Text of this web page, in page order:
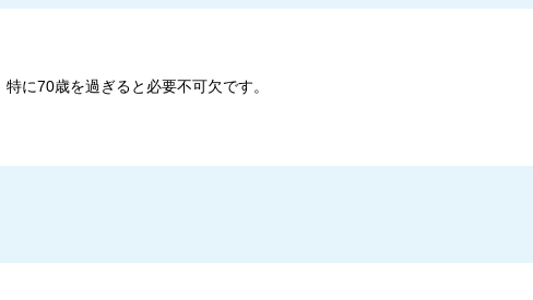
に70歳を過ぎると必要不可欠です。